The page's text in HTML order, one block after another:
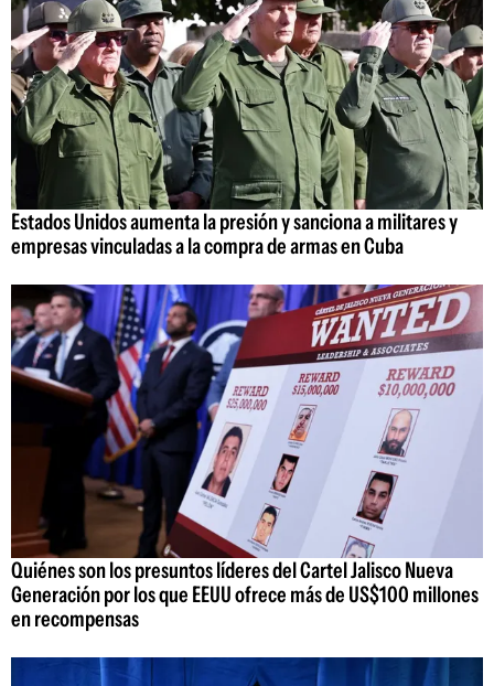
Estados Unidos aumenta la presión y sanciona a militares y
empresas vinculadas a la compra de armas en Cuba
Quiénes son los presuntos líderes del Cartel Jalisco Nueva
Generación por los que EEUU ofrece más de US$100 millones
en recompensas